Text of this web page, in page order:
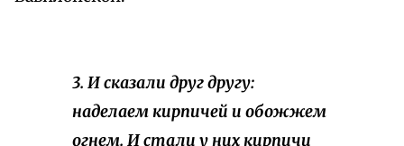
3. И сказали друг другу:
наделаем кирпичей и обожжем
огнем. И стали у них кирпичи